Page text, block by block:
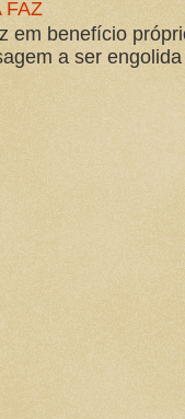
FAZ
em benefício
a ser